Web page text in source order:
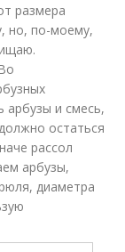
размера
но, по-моему,
арбузы и смесь,
остаться
рассол
арбузы,
диаметра